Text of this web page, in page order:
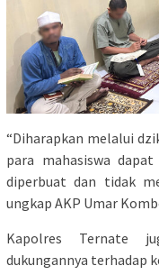
“Diharapkan melalui
para mahasiswa
diperbuat dan tidak
ungkap AKP Umar
Kapolres Ternate
dukungannya terhadap